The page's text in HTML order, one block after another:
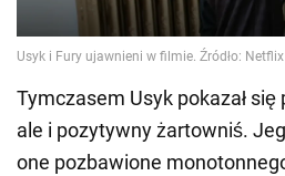
Tymczasem Usyk pokazał
ale i pozytywny żartowniś.
one pozbawione